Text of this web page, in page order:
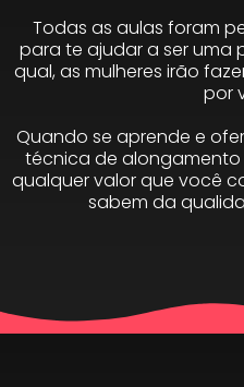
Todas as aulas foram
para te ajudar a ser uma
qual, as mulheres irão
por
Quando se aprende e
técnica de alongamento
qualquer valor que você
sabem da